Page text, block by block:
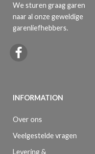
We sturen graag garen
naar al onze geweldige
garenliefhebbers.
INFORMATION
Over ons
Veelgestelde vragen
Levering &